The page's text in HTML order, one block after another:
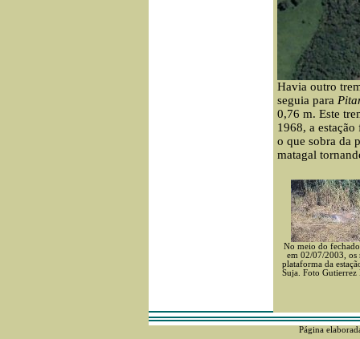
Havia outro
seguia para
0,76 m. Este
1968, a
o que sobra da
matagal
No meio do
em 02/07/2003, os
plataforma da
Suja. Foto Gutierrez
Página